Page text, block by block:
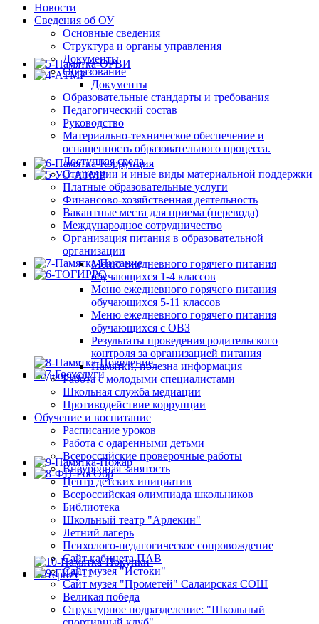
Новости
Сведения об ОУ
Основные сведения
Структура и органы управления
Документы
Образование
Документы
Образовательные стандарты и требования
Педагогический состав
Руководство
Материально-техническое обеспечение и
оснащенность образовательного процесса.
Доступная среда.
Стипендии и иные виды материальной поддержки
Платные образовательные услуги
Финансово-хозяйственная деятельность
Вакантные места для приема (перевода)
Международное сотрудничество
Организация питания в образовательной
организации
Меню ежедневного горячего питания
обучающихся 1-4 классов
Меню ежедневного горячего питания
обучающихся 5-11 классов
Меню ежедневного горячего питания
обучающихся с ОВЗ
Результаты проведения родительского
контроля за организацией питания
Памятки, полезна информация
Работа с молодыми специалистами
Школьная служба медиации
Противодействие коррупции
Обучение и воспитание
Расписание уроков
Работа с одаренными детьми
Всероссийские проверочные работы
Внеурочная занятость
Центр детских инициатив
Всероссийская олимпиада школьников
Библиотека
Школьный театр "Арлекин"
Летний лагерь
Психолого-педагогическое сопровождение
Сайт кабинета ПАВ
Сайт музея "Истоки"
Сайт музея "Прометей" Салаирская СОШ
Великая победа
Структурное подразделение: "Школьный